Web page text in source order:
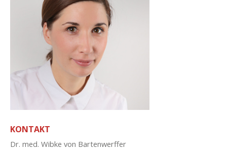
KONTAKT
Dr. med. Wibke von Bartenwerffer